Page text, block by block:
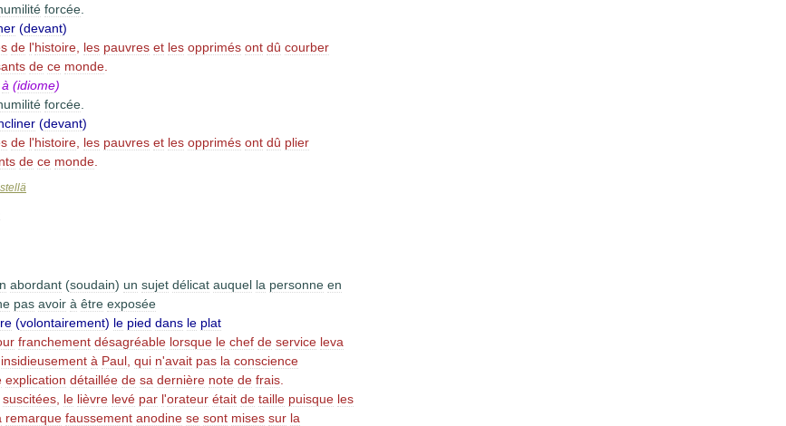
forcée
(devant)
de l'histoire les pauvres et les opprimés ont dû courber
de ce monde
à (idiome)
forcée
(devant)
de l'histoire les pauvres et les opprimés ont dû plier
de ce monde
abordant (soudain) un sujet délicat auquel la personne en
pas avoir à être exposée
(volontairement) le pied dans le plat
franchement désagréable lorsque le chef de service leva
insidieusement à Paul qui n'avait pas la conscience
explication détaillée de sa dernière note de frais
suscitées le lièvre levé par l'orateur était de taille puisque les
remarque faussement anodine se sont mises sur la